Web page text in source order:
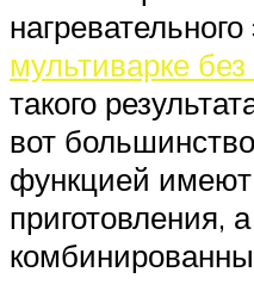
мультиварке
такого
вот
функцией
приготовления,